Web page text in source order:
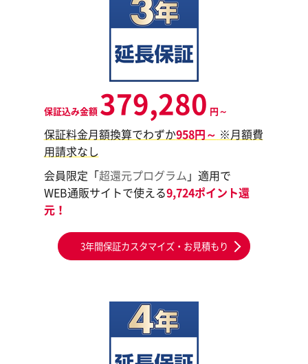
保証込み金額 379,280 円～
保証料金月額換算でわずか958円～ ※月額費
用請求なし
会員限定「超還元プログラム 」適用で
WEB通販サイトで使える9,724ポイント還
元！
3年間保証カスタマイズ・お見積もり